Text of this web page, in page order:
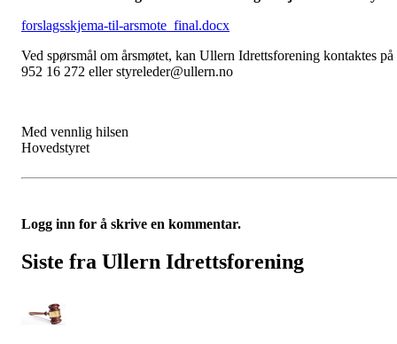
forslagsskjema-til-arsmote_final.docx
Ved spørsmål om årsmøtet, kan Ullern Idrettsforening kontaktes på
952 16 272 eller styreleder@ullern.no
Med vennlig hilsen
Hovedstyret
Logg inn for å skrive en kommentar.
Siste fra Ullern Idrettsforening